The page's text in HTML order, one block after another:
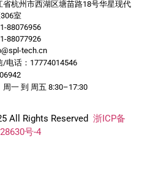
省杭州市西湖区塘苗路18号华星现代
室
88076956
88077926
tech.cn
/电话：17774014546
周一 到 周五 8:30–17:30
All Rights Reserved 浙ICP备
号-4